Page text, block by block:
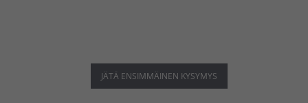
JÄTÄ ENSIMMÄINEN KYSYMYS